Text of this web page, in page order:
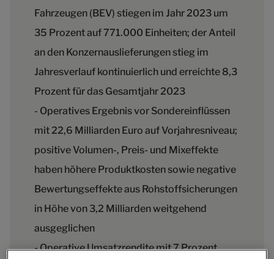
Fahrzeugen (BEV) stiegen im Jahr 2023 um
35 Prozent auf 771.000 Einheiten; der Anteil
an den Konzernauslieferungen stieg im
Jahresverlauf kontinuierlich und erreichte 8,3
Prozent für das Gesamtjahr 2023
- Operatives Ergebnis vor Sondereinflüssen
mit 22,6 Milliarden Euro auf Vorjahresniveau;
positive Volumen-, Preis- und Mixeffekte
haben höhere Produktkosten sowie negative
Bewertungseffekte aus Rohstoffsicherungen
in Höhe von 3,2 Milliarden weitgehend
ausgeglichen
- Operative Umsatzrendite mit 7 Prozent